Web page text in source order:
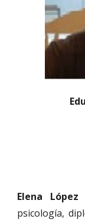
Elena
psicología,